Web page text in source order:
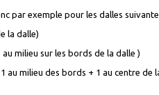
par exemple pour les dalles
la dalle)
milieu sur les bords de la dalle )
au milieu des bords + 1 au centre de